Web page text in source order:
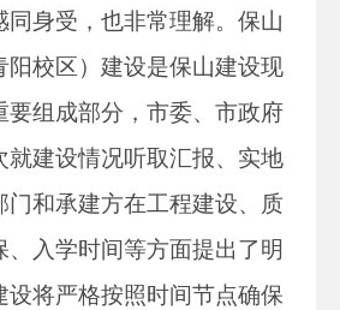
同身受，也非常理解。保山
阳校区）建设是保山建设现
要组成部分，市委、市政府
就建设情况听取汇报、实地
门和承建方在工程建设、质
、入学时间等方面提出了明
设将严格按照时间节点确保